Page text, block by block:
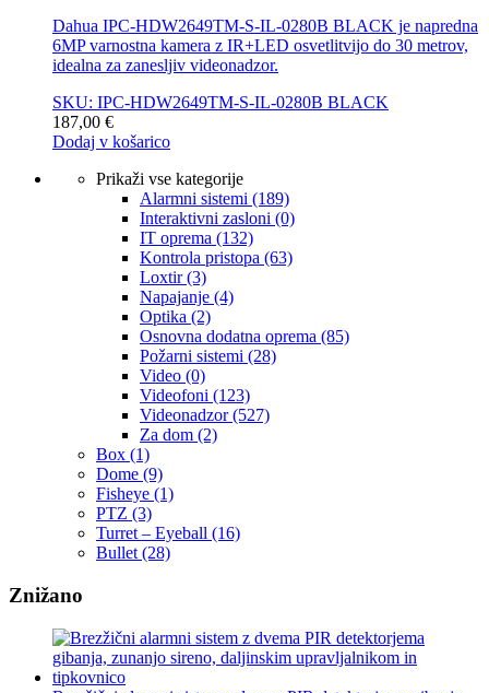
Dahua IPC-HDW2649TM-S-IL-0280B BLACK je napredna
6MP varnostna kamera z IR+LED osvetlitvijo do 30 metrov,
idealna za zanesljiv videonadzor.
SKU: IPC-HDW2649TM-S-IL-0280B BLACK
187,00 €
Dodaj v košarico
Prikaži vse kategorije
Alarmni sistemi (189)
Interaktivni zasloni (0)
IT oprema (132)
Kontrola pristopa (63)
Loxtir(3)
Napajanje (4)
Optika (2)
Osnovna dodatna oprema (85)
Požarni sistemi (28)
Video (0)
Videofoni (123)
Videonadzor(527)
Za dom (2)
Box (1)
Dome (9)
Fisheye (1)
PTZ (3)
Turret – Eyeball (16)
Bullet (28)
Znižano